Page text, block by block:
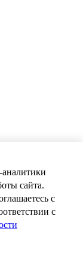
сайта.
с
с